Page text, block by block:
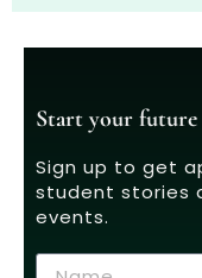
Start your future
Sign up to get
student stories
events.